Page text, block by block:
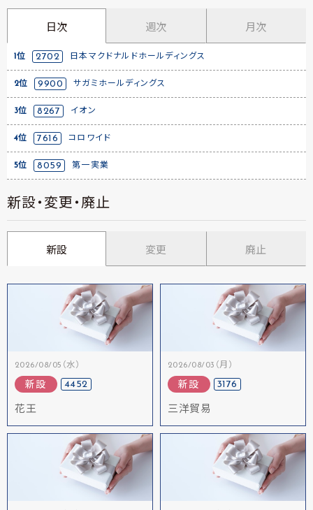
日次 週次 月次
1位 2702 日本マクドナルドホールディングス
2位 9900 サガミホールディングス
3位 8267 イオン
4位 7616 コロワイド
5位 8059 第一実業
新設・変更・廃止
新設 変更 廃止
2026/08/05（水）
新設 4452
花王
2026/08/03（月）
新設 3176
三洋貿易